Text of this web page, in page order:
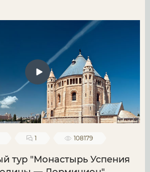
1 108179
тур "Монастырь Успения